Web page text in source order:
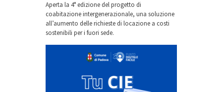
Aperta la 4° edizione del progetto di
coabitazione intergenerazionale, una soluzione
all’aumento delle richieste di locazione a costi
sostenibili per i fuori sede.